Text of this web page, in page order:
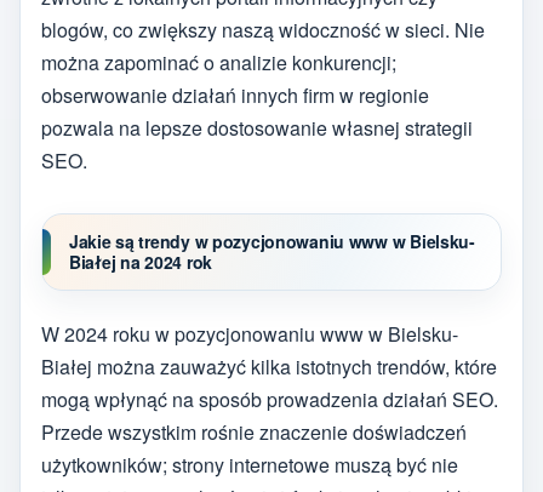
blogów, co zwiększy naszą widoczność w sieci. Nie
można zapominać o analizie konkurencji;
obserwowanie działań innych firm w regionie
pozwala na lepsze dostosowanie własnej strategii
SEO.
Jakie są trendy w pozycjonowaniu www w Bielsku-
Białej na 2024 rok
W 2024 roku w pozycjonowaniu www w Bielsku-
Białej można zauważyć kilka istotnych trendów, które
mogą wpłynąć na sposób prowadzenia działań SEO.
Przede wszystkim rośnie znaczenie doświadczeń
użytkowników; strony internetowe muszą być nie